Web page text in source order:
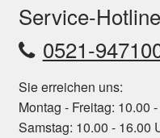
Service-Hotline
0521-
Sie erreichen uns:
Montag - Freitag: 10.00
Samstag: 10.00 - 16.00